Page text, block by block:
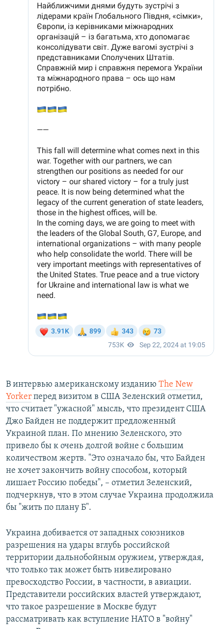
В интервью американскому изданию The New
Yorker перед визитом в США Зеленский отметил,
что считает "ужасной" мысль, что президент США
Джо Байден не поддержит предложенный
Украиной план. По мнению Зеленского, это
привело бы к очень долгой войне с большим
количеством жертв. "Это означало бы, что Байден
не хочет закончить войну способом, который
лишает Россию победы", – отметил Зеленский,
подчеркнув, что в этом случае Украина продолжила
бы "жить по плану Б".
Украина добивается от западных союзников
разрешения на удары вглубь российской
территории дальнобойным оружием, утверждая,
что только так может быть нивелировано
превосходство России, в частности, в авиации.
Представители российских властей утверждают,
что такое разрешение в Москве будут
рассматривать как вступление НАТО в "войну"